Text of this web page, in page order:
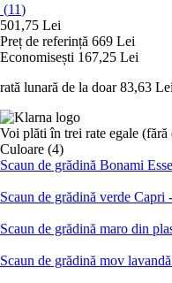
(11)
501,75 Lei
Preț de referință 669 Lei
Economisești 167,25 Lei
rată lunară de la doar 83,63 Lei
Voi plăti în trei rate egale (fără
Culoare (4)
Scaun de grădină Bonami
Scaun de grădină verde Capri
Scaun de grădină maro din
Scaun de grădină mov